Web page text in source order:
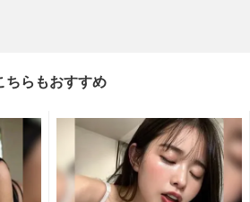
ちらもおすすめ